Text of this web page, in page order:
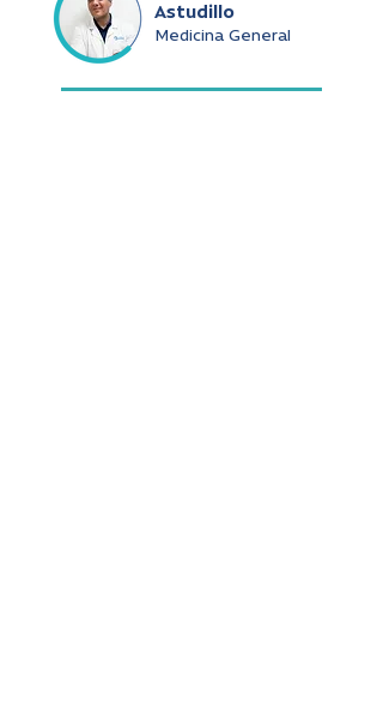
Astudillo
Medicina General